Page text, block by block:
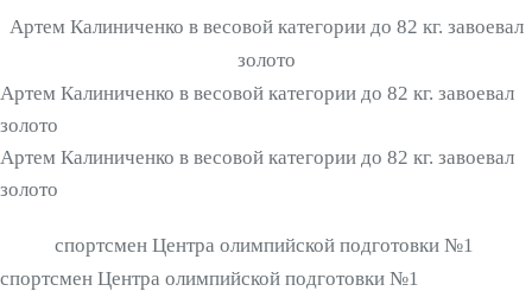
Артем Калиниченко в весовой категории до 82 кг. завоевал
золото
Артем Калиниченко в весовой категории до 82 кг. завоевал
золото
Артем Калиниченко в весовой категории до 82 кг. завоевал
золото
спортсмен Центра олимпийской подготовки №1
спортсмен Центра олимпийской подготовки №1